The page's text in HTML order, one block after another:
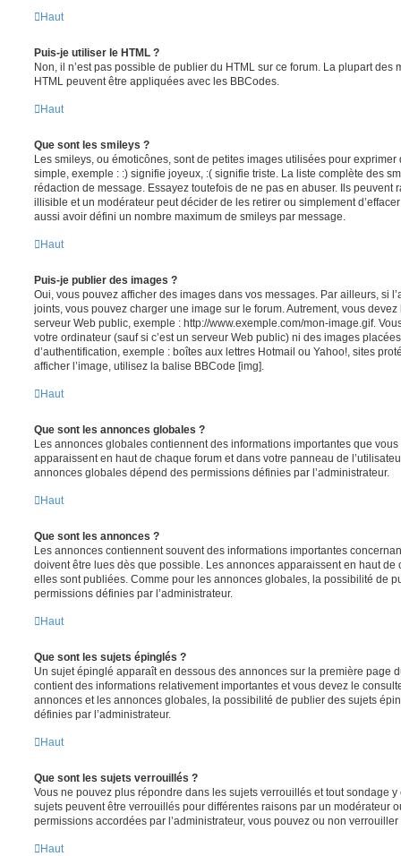
Haut
Puis-je utiliser le HTML ?
Non, il n’est pas possible de publier du HTML sur ce forum. La plupart des
HTML peuvent être appliquées avec les BBCodes.
Haut
Que sont les smileys ?
Les smileys, ou émoticônes, sont de petites images utilisées pour
simple, exemple : :) signifie joyeux, :( signifie triste. La liste complète des
rédaction de message. Essayez toutefois de ne pas en abuser. Ils peuvent
illisible et un modérateur peut décider de les retirer ou simplement
aussi avoir défini un nombre maximum de smileys par message.
Haut
Puis-je publier des images ?
Oui, vous pouvez afficher des images dans vos messages. Par ailleurs, si
joints, vous pouvez charger une image sur le forum. Autrement, vous
serveur Web public, exemple : http://www.exemple.com/mon-image.gif.
votre ordinateur (sauf si c’est un serveur Web public) ni des images
d’authentification, exemple : boîtes aux lettres Hotmail ou Yahoo!, sites
afficher l’image, utilisez la balise BBCode [img].
Haut
Que sont les annonces globales ?
Les annonces globales contiennent des informations importantes que
apparaissent en haut de chaque forum et dans votre panneau de
annonces globales dépend des permissions définies par l’administrateur.
Haut
Que sont les annonces ?
Les annonces contiennent souvent des informations importantes
doivent être lues dès que possible. Les annonces apparaissent en haut
elles sont publiées. Comme pour les annonces globales, la possibilité de
permissions définies par l’administrateur.
Haut
Que sont les sujets épinglés ?
Un sujet épinglé apparaît en dessous des annonces sur la première page
contient des informations relativement importantes et vous devez le
annonces et les annonces globales, la possibilité de publier des sujets
définies par l’administrateur.
Haut
Que sont les sujets verrouillés ?
Vous ne pouvez plus répondre dans les sujets verrouillés et tout sondage
sujets peuvent être verrouillés pour différentes raisons par un modérateur
permissions accordées par l’administrateur, vous pouvez ou non
Haut